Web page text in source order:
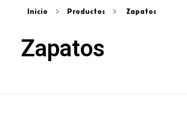
Inicio Productos Zapatos
Zapatos